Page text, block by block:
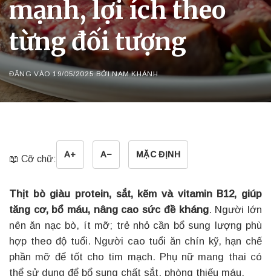
mạnh, lợi ích theo
từng đối tượng
ĐĂNG VÀO19/05/2025 BỞINAM KHÁNH
📖 Cỡ chữ: A+ A− MẶC ĐỊNH
Thịt bò giàu protein, sắt, kẽm và vitamin B12, giúp
tăng cơ, bổ máu, nâng cao sức đề kháng. Người lớn
nên ăn nạc bò, ít mỡ; trẻ nhỏ cần bổ sung lượng phù
hợp theo độ tuổi. Người cao tuổi ăn chín kỹ, hạn chế
phần mỡ để tốt cho tim mạch. Phụ nữ mang thai có
thể sử dụng để bổ sung chất sắt, phòng thiếu máu.